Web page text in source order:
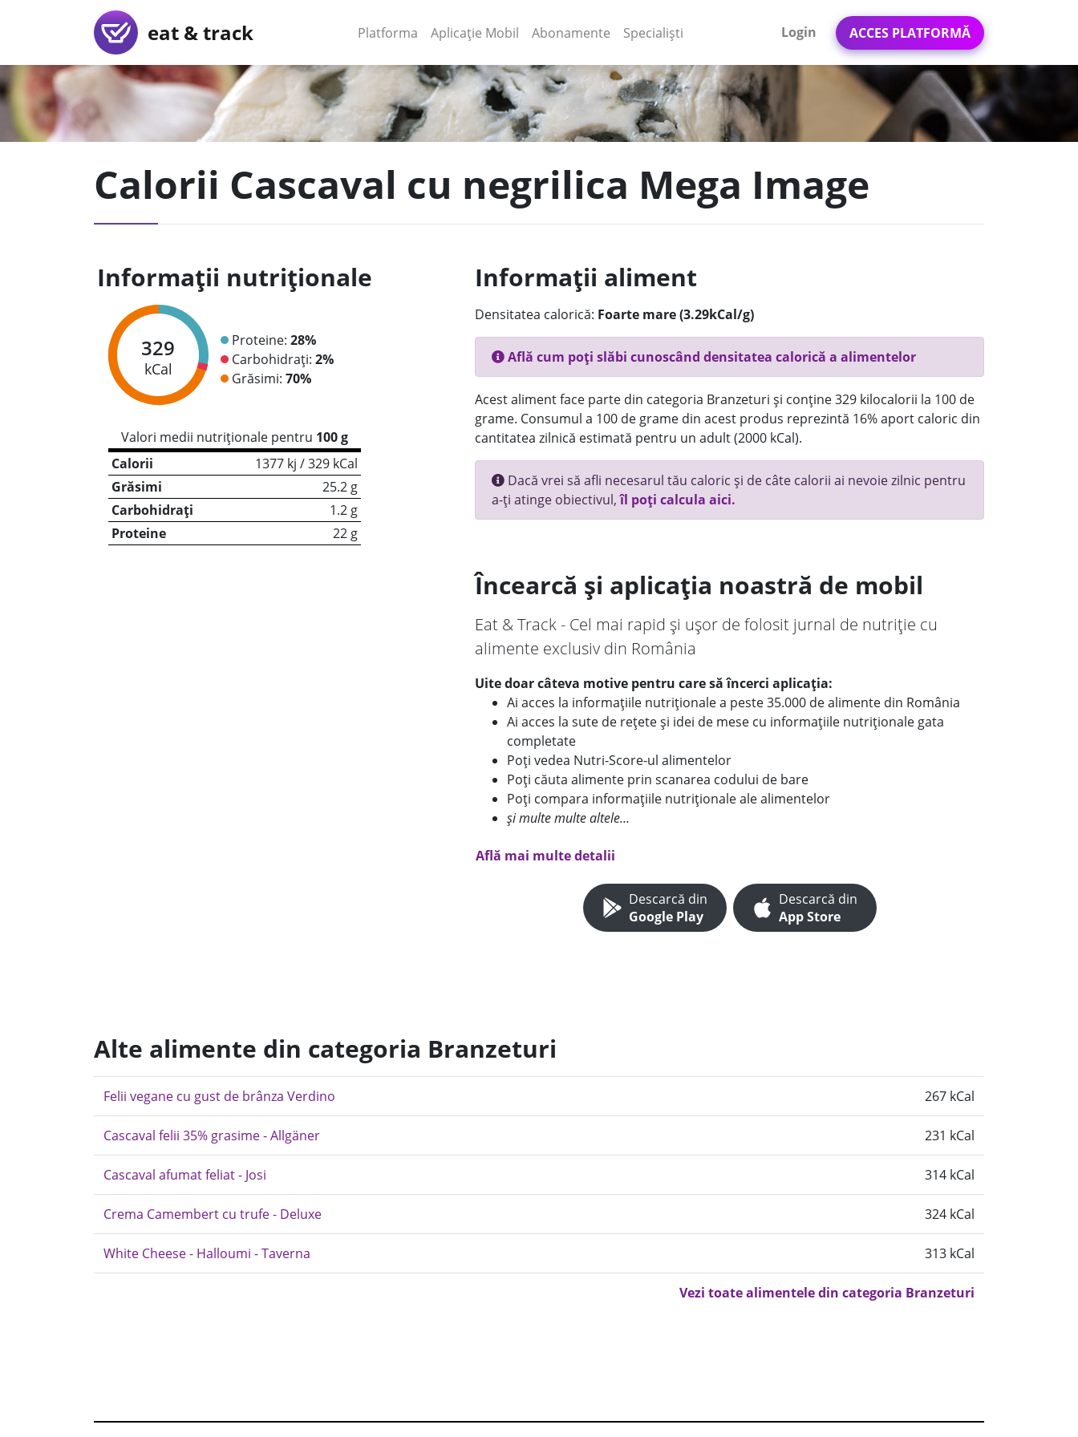
eat & track Platforma (current)
Aplicație Mobil (current)
Abonamente Specialiști Login ACCES PLATFORMĂ
Calorii Cascaval cu negrilica Mega Image
Informații nutriționale
329
kCal
Proteine: 28%
Carbohidrați: 2%
Grăsimi: 70%
Valori medii nutriționale pentru 100 g
Calorii
1377 kj / 329 kCal
Grăsimi
25.2 g
Carbohidrați
1.2 g
Proteine
22 g
Informații aliment
Densitatea calorică: Foarte mare (3.29kCal/g)
Află cum poți slăbi cunoscând densitatea calorică a alimentelor
Acest aliment face parte din categoria Branzeturi și conține 329 kilocalorii la 100 de
grame. Consumul a 100 de grame din acest produs reprezintă 16% aport caloric din
cantitatea zilnică estimată pentru un adult (2000 kCal).
Dacă vrei să afli necesarul tău caloric și de câte calorii ai nevoie zilnic pentru
a-ți atinge obiectivul,îl poți calcula aici.
Încearcă și aplicația noastră de mobil
Eat & Track - Cel mai rapid și ușor de folosit jurnal de nutriție cu
alimente exclusiv din România
Uite doar câteva motive pentru care să încerci aplicația:
Ai acces la informațiile nutriționale a peste 35.000 de alimente din România
Ai acces la sute de rețete și idei de mese cu informațiile nutriționale gata
completate
Poți vedea Nutri-Score-ul alimentelor
Poți căuta alimente prin scanarea codului de bare
Poți compara informațiile nutriționale ale alimentelor
și multe multe altele...
Află mai multe detalii
Descarcă din
Google Play
Descarcă din
App Store
Alte alimente din categoria Branzeturi
Felii vegane cu gust de brânza Verdino 267 kCal
Cascaval felii 35% grasime - Allgäner 231 kCal
Cascaval afumat feliat - Josi 314 kCal
Crema Camembert cu trufe - Deluxe 324 kCal
White Cheese - Halloumi - Taverna 313 kCal
Vezi toate alimentele din categoria Branzeturi